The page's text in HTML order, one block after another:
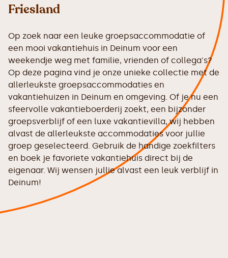
Friesland
Op zoek naar een leuke groepsaccommodatie of
een mooi vakantiehuis in Deinum voor een
weekendje weg met familie, vrienden of collega's?
Op deze pagina vind je onze unieke collectie met de
allerleukste groepsaccommodaties en
vakantiehuizen in Deinum en omgeving. Of je nu een
sfeervolle vakantieboerderij zoekt, een bijzonder
groepsverblijf of een luxe vakantievilla, wij hebben
alvast de allerleukste accommodaties voor jullie
groep geselecteerd. Gebruik de handige zoekfilters
en boek je favoriete vakantiehuis direct bij de
eigenaar. Wij wensen jullie alvast een leuk verblijf in
Deinum!